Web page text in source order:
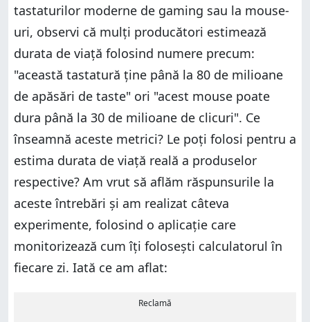
tastaturilor moderne de gaming sau la mouse-
uri, observi că mulți producători estimează
durata de viață folosind numere precum:
"această tastatură ține până la 80 de milioane
de apăsări de taste" ori "acest mouse poate
dura până la 30 de milioane de clicuri". Ce
înseamnă aceste metrici? Le poți folosi pentru a
estima durata de viață reală a produselor
respective? Am vrut să aflăm răspunsurile la
aceste întrebări și am realizat câteva
experimente, folosind o aplicație care
monitorizează cum îți folosești calculatorul în
fiecare zi. Iată ce am aflat:
Reclamă